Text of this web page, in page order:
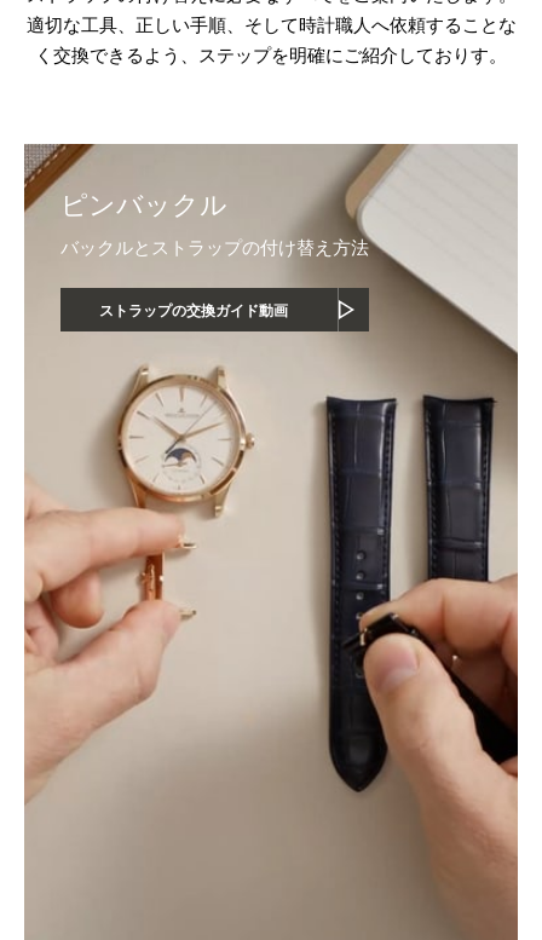
適切な工具、正しい手順、そして時計職人へ依頼することな
く交換できるよう、ステップを明確にご紹介しておりす。
ピンバックル
バックルとストラップの付け替え方法
ストラップの交換ガイド動画